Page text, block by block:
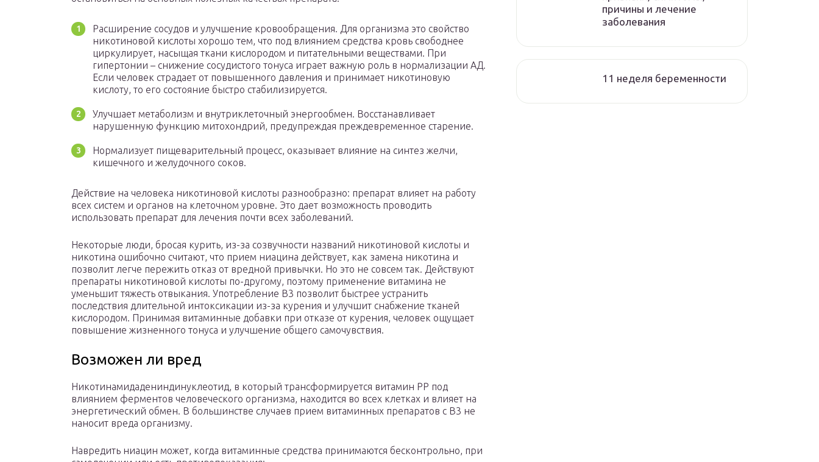
Расширение сосудов и улучшение кровообращения. Для организма это свойство
никотиновой кислоты хорошо тем, что под влиянием средства кровь свободнее
циркулирует, насыщая ткани кислородом и питательными веществами. При
гипертонии – снижение сосудистого тонуса играет важную роль в нормализации АД.
Если человек страдает от повышенного давления и принимает никотиновую
кислоту, то его состояние быстро стабилизируется.
Улучшает метаболизм и внутриклеточный энергообмен. Восстанавливает
нарушенную функцию митохондрий, предупреждая преждевременное старение.
Нормализует пищеварительный процесс, оказывает влияние на синтез желчи,
кишечного и желудочного соков.
Действие на человека никотиновой кислоты разнообразно: препарат влияет на работу
всех систем и органов на клеточном уровне. Это дает возможность проводить
использовать препарат для лечения почти всех заболеваний.
Некоторые люди, бросая курить, из-за созвучности названий никотиновой кислоты и
никотина ошибочно считают, что прием ниацина действует, как замена никотина и
позволит легче пережить отказ от вредной привычки. Но это не совсем так. Действуют
препараты никотиновой кислоты по-другому, поэтому применение витамина не
уменьшит тяжесть отвыкания. Употребление B3 позволит быстрее устранить
последствия длительной интоксикации из-за курения и улучшит снабжение тканей
кислородом. Принимая витаминные добавки при отказе от курения, человек ощущает
повышение жизненного тонуса и улучшение общего самочувствия.
Возможен ли вред
Никотинамидадениндинуклеотид, в который трансформируется витамин РР под
влиянием ферментов человеческого организма, находится во всех клетках и влияет на
энергетический обмен. В большинстве случаев прием витаминных препаратов с В3 не
наносит вреда организму.
Навредить ниацин может, когда витаминные средства принимаются бесконтрольно, при
причины и лечение
заболевания
11 неделя беременности